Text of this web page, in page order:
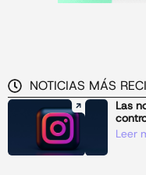
NOTICIAS MÁS
Las
Leer